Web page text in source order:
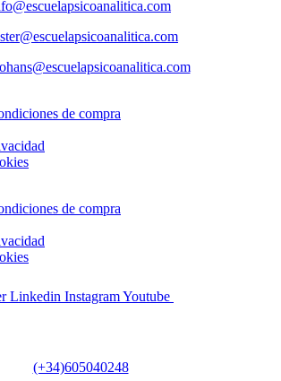
de compra
de compra
Linkedin InstagramYoutube
(+34)605040248